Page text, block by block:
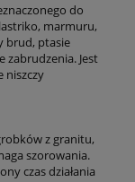
do
marmuru,
brud, ptasie
zabrudzenia. Jest
niszczy
z granitu,
szorowania.
czas działania